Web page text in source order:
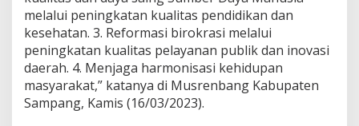
melalui peningkatan kualitas pendidikan dan
kesehatan. 3. Reformasi birokrasi melalui
peningkatan kualitas pelayanan publik dan inovasi
daerah. 4. Menjaga harmonisasi kehidupan
masyarakat,” katanya di Musrenbang Kabupaten
Sampang, Kamis (16/03/2023).